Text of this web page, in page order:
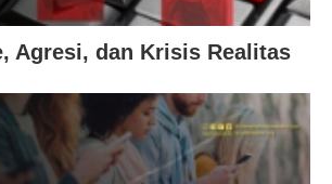
Agresi, dan Krisis Realitas